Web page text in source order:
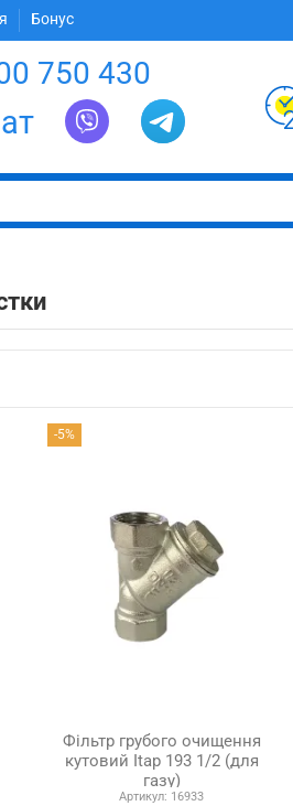
Бонус
750 430
-5%
Фільтр грубого очищення
кутовий Itap 193 1/2 (для
газу)
Артикул: 16933